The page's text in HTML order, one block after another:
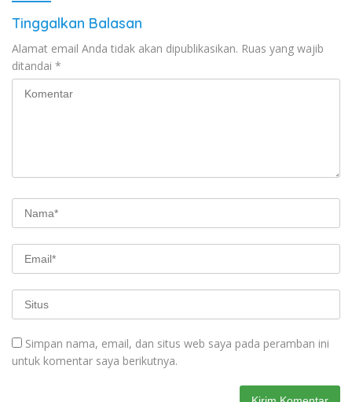
Tinggalkan Balasan
Alamat email Anda tidak akan dipublikasikan. Ruas yang wajib
ditandai *
Simpan nama, email, dan situs web saya pada peramban ini
untuk komentar saya berikutnya.